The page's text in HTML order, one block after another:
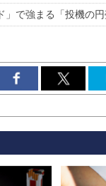
」で強まる「投機の